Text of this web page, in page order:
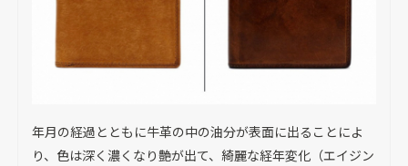
年月の経過とともに牛革の中の油分が表面に出ることによ
り、色は深く濃くなり艶が出て、綺麗な経年変化（エイジン